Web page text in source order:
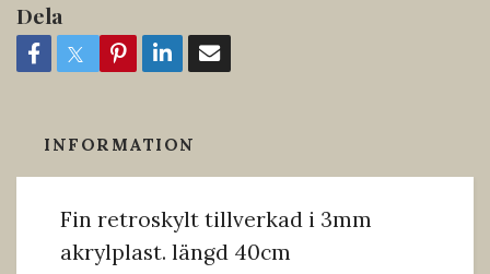
Dela
INFORMATION
Fin retroskylt tillverkad i 3mm
akrylplast. längd 40cm